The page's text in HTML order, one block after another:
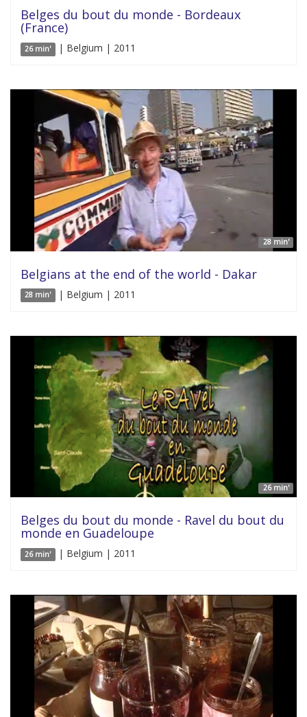
Belges du bout du monde - Bordeaux
(France)
26 min' | Belgium | 2011
28 min'
Belgians at the end of the world - Dakar
28 min' | Belgium | 2011
26 min'
Belges du bout du monde - Ravel du bout du
monde en Guadeloupe
26 min' | Belgium | 2011